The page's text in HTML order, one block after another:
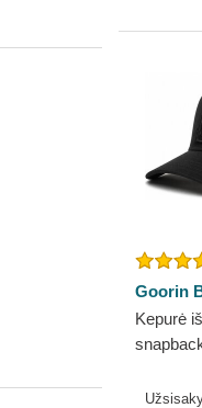
Goorin
Kepurė
Core
Goorin